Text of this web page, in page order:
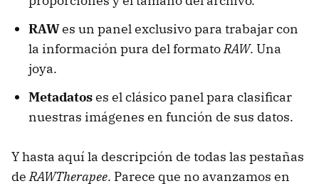
RAWes un panel exclusivo para trabajar con
la información pura del formatoRAW. Una
joya.
Metadatoses el clásico panel para clasificar
nuestras imágenes en función de sus datos.
Y hasta aquí la descripción de todas las pestañas
deRAWTherapee. Parece que no avanzamos en